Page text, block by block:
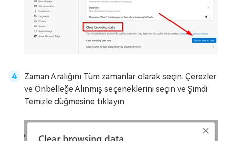
Zaman Aralığını Tüm zamanlar olarak seçin. Çerezler
ve Önbelleğe Alınmış seçeneklerini seçin ve Şimdi
Temizle düğmesine tıklayın.